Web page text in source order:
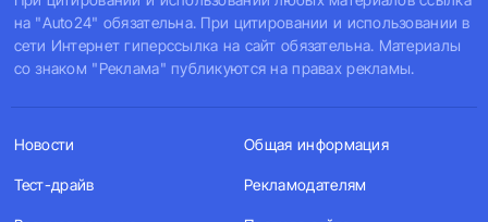
на "Auto24" обязательна. При цитировании и использовании в
сети Интернет гиперссылка на сайт обязательна. Материалы
со знаком "Реклама" публикуются на правах рекламы.
Новости
Тест-драйв
Общая информация
Рекламодателям